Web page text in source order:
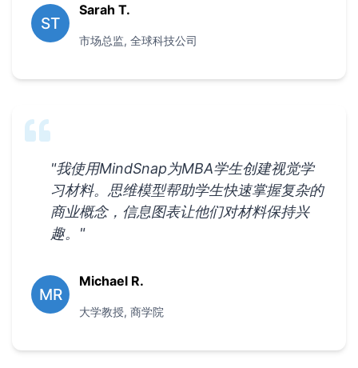
ST
Sarah T.
市场总监, 全球科技公司
"我使用MindSnap为MBA学生创建视觉学
习材料。思维模型帮助学生快速掌握复杂的
商业概念，信息图表让他们对材料保持兴
趣。 "
MR
Michael R.
大学教授, 商学院